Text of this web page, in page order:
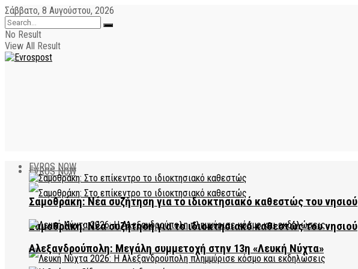
Σάββατο, 8 Αυγούστου, 2026
No Result
View All Result
EVROS NOW
Σαμοθράκη: Νέα συζήτηση για το ιδιοκτησιακό καθεστώς του νησιού
EVROS NOW
Σαμοθράκη: Νέα συζήτηση για το ιδιοκτησιακό καθεστώς του νησιού
Αλεξανδρούπολη: Μεγάλη συμμετοχή στην 13η «Λευκή Νύχτα»